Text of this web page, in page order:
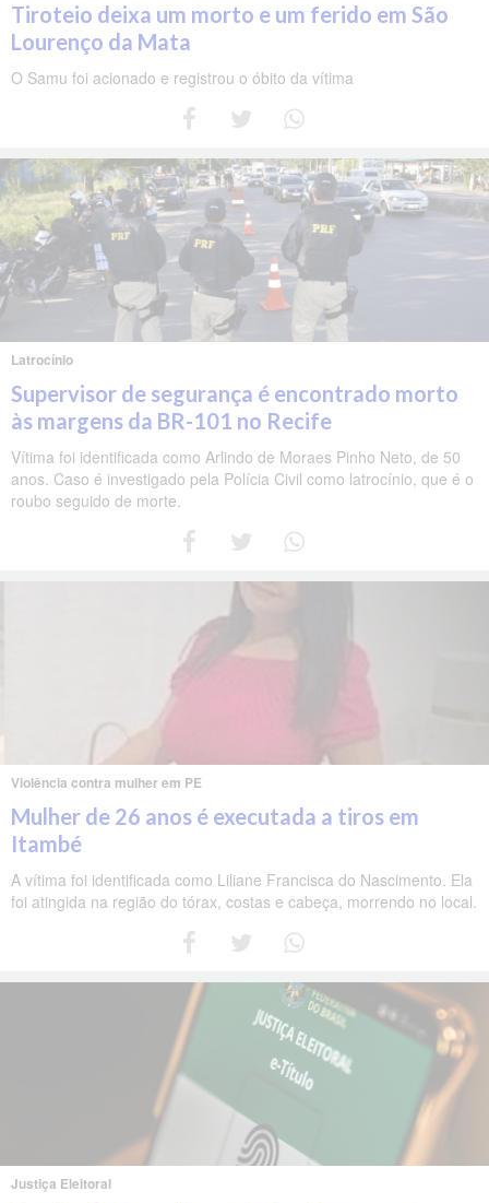
Tiroteio deixa um morto e um ferido em São
Lourenço da Mata
O Samu foi acionado e registrou o óbito da vítima
Latrocínio
Supervisor de segurança é encontrado morto
às margens da BR-101 no Recife
Vítima foi identificada como Arlindo de Moraes Pinho Neto, de 50
anos. Caso é investigado pela Polícia Civil como latrocínio, que é o
roubo seguido de morte.
Violência contra mulher em PE
Mulher de 26 anos é executada a tiros em
Itambé
A vítima foi identificada como Liliane Francisca do Nascimento. Ela
foi atingida na região do tórax, costas e cabeça, morrendo no local.
Justiça Eleitoral